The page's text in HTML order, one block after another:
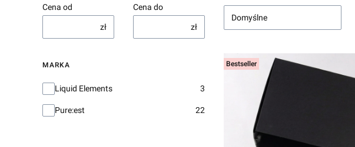
Cena od
zł
Cena do
zł
MARKA
MarkaLiquid Elements 3
Pure:est 22
Domyślne
Bestseller